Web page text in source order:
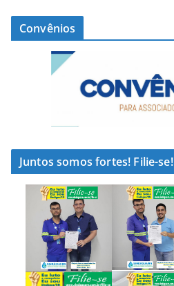
Convênios
Juntos somos fortes! Filie-se!